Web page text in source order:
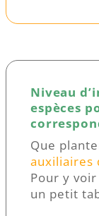
Niveau
espèces
Que
auxiliaires
Pour y
un petit